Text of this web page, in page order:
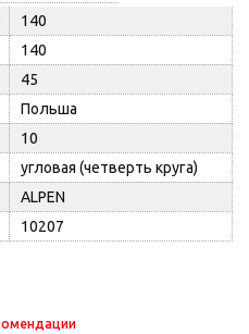
140
140
45
Польша
10
угловая (четверть круга)
ALPEN
10207